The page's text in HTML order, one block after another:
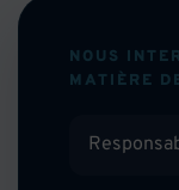
NOUS
MATIÈRE